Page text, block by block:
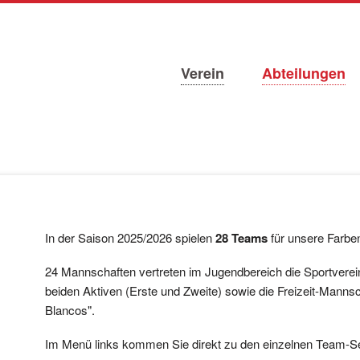
Navigation
überspringen
Verein Abteilungen
In der Saison 2025/2026 spielen28 Teamsfür unsere
24 Mannschaften vertreten im Jugendbereich die
beiden Aktiven (Erste und Zweite) sowie die Freizeit-
Blancos".
Im Menü links kommen Sie direkt zu den einzelnen Team-